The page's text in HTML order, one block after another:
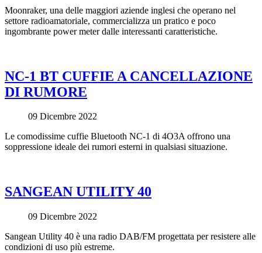
Moonraker, una delle maggiori aziende inglesi che operano nel
settore radioamatoriale, commercializza un pratico e poco
ingombrante power meter dalle interessanti caratteristiche.
NC-1 BT CUFFIE A CANCELLAZIONE
DI RUMORE
09 Dicembre 2022
Le comodissime cuffie Bluetooth NC-1 di 4O3A offrono una
soppressione ideale dei rumori esterni in qualsiasi situazione.
SANGEAN UTILITY 40
09 Dicembre 2022
Sangean Utility 40 è una radio DAB/FM progettata per resistere alle
condizioni di uso più estreme.